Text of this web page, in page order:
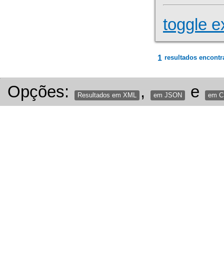
toggle
1 resultados
Opções: Resultados em XML , em JSON e em